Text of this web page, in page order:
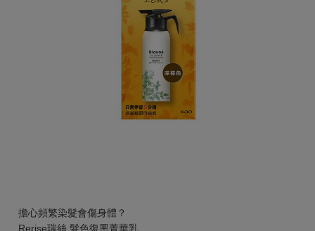
擔心頻繁染髮會傷身體？
Rerise瑞絲 髮色復黑菁華乳